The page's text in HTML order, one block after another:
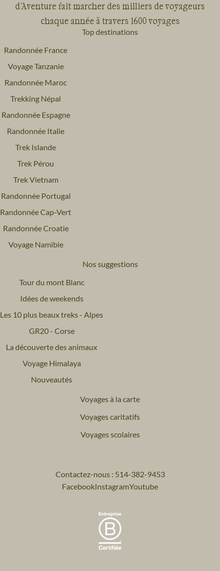
d'Aventure fait marcher des milliers de voyageurs
chaque année à travers 1600 voyages
Top destinations
Randonnée France
Voyage Tanzanie
Randonnée Maroc
Trekking Népal
Randonnée Espagne
Randonnée Italie
Trek Islande
Trek Pérou
Trek Vietnam
Randonnée Portugal
Randonnée Cap-Vert
Randonnée Croatie
Voyage Namibie
Nos suggestions
Tour du mont Blanc
Idées de weekends
Les 10 plus beaux treks - Alpes
GR20 - Corse
La découverte des animaux
Voyage Himalaya
Nouveautés
Voyages à la carte
Voyages caritatifs
Voyages scolaires
Contactez-nous : 514-382-9453
FacebookInstagramYoutube